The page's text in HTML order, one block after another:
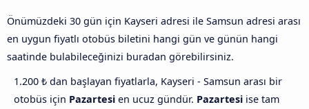
Önümüzdeki 30 gün için Kayseri adresi ile Samsun adresi arası
en uygun fiyatlı otobüs biletini hangi gün ve günün hangi
saatinde bulabileceğinizi buradan görebilirsiniz.
1.200 ₺ dan başlayan fiyatlarla, Kayseri - Samsun arası bir
otobüs için Pazartesi en ucuz gündür. Pazartesi ise tam